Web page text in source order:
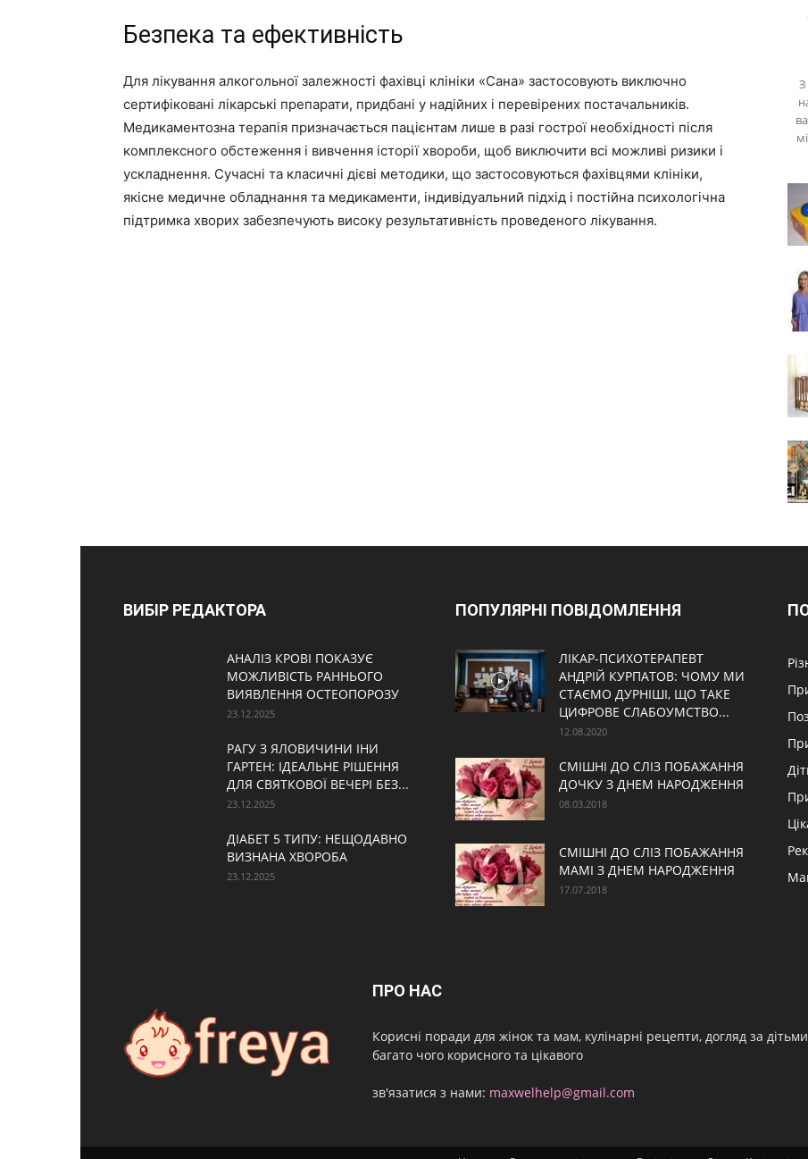
Безпека та ефективність
Для лікування алкогольної залежності фахівці клініки «Сана» застосовують виключно
сертифіковані лікарські препарати, придбані у надійних і перевірених постачальників.
Медикаментозна терапія призначається пацієнтам лише в разі гострої необхідності після
комплексного обстеження і вивчення історії хвороби, щоб виключити всі можливі ризики і
ускладнення. Сучасні та класичні дієві методики, що застосовуються фахівцями клініки,
якісне медичне обладнання та медикаменти, індивідуальний підхід і постійна психологічна
підтримка хворих забезпечують високу результативність проведеного лікування.
ВИБІР РЕДАКТОРА
АНАЛІЗ КРОВІ ПОКАЗУЄ
МОЖЛИВІСТЬ РАННЬОГО
ВИЯВЛЕННЯ ОСТЕОПОРОЗУ
23.12.2025
РАГУ З ЯЛОВИЧИНИ ІНИ
ГАРТЕН: ІДЕАЛЬНЕ РІШЕННЯ
ДЛЯ СВЯТКОВОЇ ВЕЧЕРІ БЕЗ...
23.12.2025
ДІАБЕТ 5 ТИПУ: НЕЩОДАВНО
ВИЗНАНА ХВОРОБА
23.12.2025
ПОПУЛЯРНІ ПОВІДОМЛЕННЯ
ЛІКАР-ПСИХОТЕРАПЕВТ
АНДРІЙ КУРПАТОВ: ЧОМУ МИ
СТАЄМО ДУРНІШІ, ЩО ТАКЕ
ЦИФРОВЕ СЛАБОУМСТВО...
12.08.2020
СМІШНІ ДО СЛІЗ ПОБАЖАННЯ
ДОЧКУ З ДНЕМ НАРОДЖЕННЯ
08.03.2018
СМІШНІ ДО СЛІЗ ПОБАЖАННЯ
МАМІ З ДНЕМ НАРОДЖЕННЯ
17.07.2018
ПРО НАС
Корисні поради для жінок та мам, кулінарні рецепти, догляд за
багато чого корисного та цікавого
зв'язатися з нами: maxwelhelp@gmail.com